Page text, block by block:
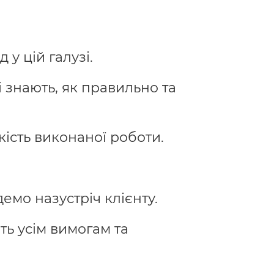
цій галузі.
як правильно та
виконаної роботи.
назустріч клієнту.
усім вимогам та